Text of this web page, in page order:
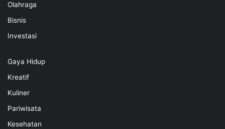
Olahraga
Bisnis
Investasi
Gaya Hidup
Kreatif
Kuliner
Pariwisata
Kesehatan